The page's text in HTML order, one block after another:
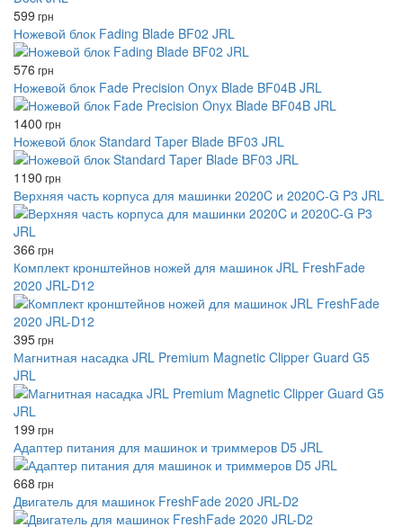
599 грн
Ножевой блок Fading Blade BF02 JRL
576 грн
Ножевой блок Fade Precision Onyx Blade BF04B JRL
1400 грн
Ножевой блок Standard Taper Blade BF03 JRL
1190 грн
Верхняя часть корпуса для машинки 2020C и 2020C-G P3 JRL
366 грн
Комплект кронштейнов ножей для машинок JRL FreshFade
2020 JRL-D12
395грн
Магнитная насадка JRL Premium Magnetic Clipper Guard G5
JRL
199 грн
Адаптер питания для машинок и триммеров D5 JRL
668 грн
Двигатель для машинок FreshFade 2020 JRL-D2